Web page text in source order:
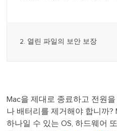
2. 열린 파일의 보안 보장
Mac을 제대로 종료하고 전원
나 배터리를 제거해야 합니까?
하나일 수 있는 OS, 하드웨어